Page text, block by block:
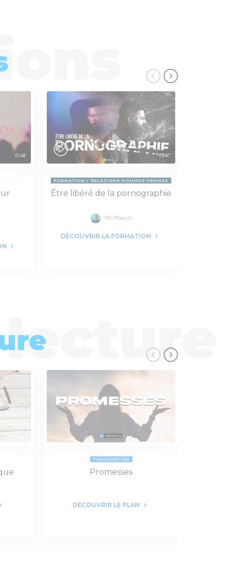
01:46 03:47
FORMATION RELATIONS HOMMES-FEMMES
Être libéré de la pornographie
Phil Pöeschl
DÉCOUVRIR LA FORMATION
TOPCHRÉTIEN
Promesses
DÉCOUVRIR LE PLAN